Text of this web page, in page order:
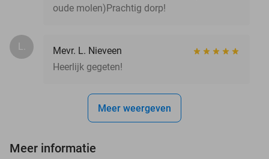
oude molen)Prachtig dorp!
L.
Mevr. L. Nieveen
Heerlijk gegeten!
Meer weergeven
Meer informatie